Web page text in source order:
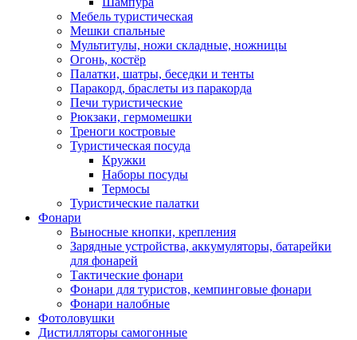
Мебель туристическая
Мешки спальные
Мультитулы, ножи складные, ножницы
Огонь, костёр
Палатки, шатры, беседки и тенты
Паракорд, браслеты из паракорда
Печи туристические
Рюкзаки, гермомешки
Треноги костровые
Туристическая посуда
Кружки
Наборы посуды
Термосы
Туристические палатки
Фонари
Выносные кнопки, крепления
Зарядные устройства, аккумуляторы, батарейки
для фонарей
Тактические фонари
Фонари для туристов, кемпинговые фонари
Фонари налобные
Фотоловушки
Дистилляторы самогонные